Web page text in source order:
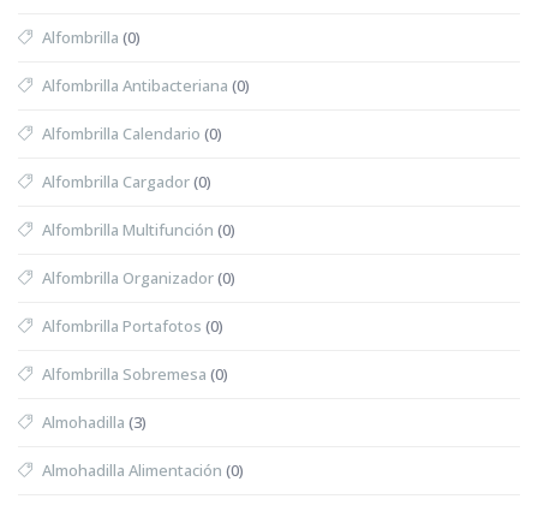
Alfombrilla (0)
Alfombrilla Antibacteriana (0)
Alfombrilla Calendario (0)
Alfombrilla Cargador(0)
Alfombrilla Multifunción (0)
Alfombrilla Organizador(0)
Alfombrilla Portafotos (0)
Alfombrilla Sobremesa (0)
Almohadilla (3)
Almohadilla Alimentación (0)